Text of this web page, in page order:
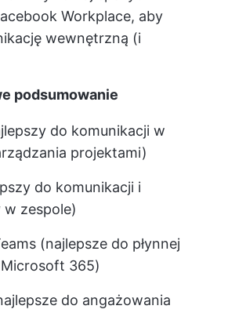
Workplace, aby
wewnętrzną (i
podsumowanie
do komunikacji w
projektami)
do komunikacji i
w zespole)
(najlepsze do płynnej
365)
do angażowania